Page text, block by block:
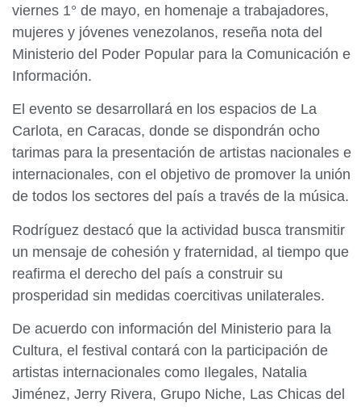
viernes 1° de mayo, en homenaje a trabajadores,
mujeres y jóvenes venezolanos, reseña nota del
Ministerio del Poder Popular para la Comunicación e
Información.
El evento se desarrollará en los espacios de La
Carlota, en Caracas, donde se dispondrán ocho
tarimas para la presentación de artistas nacionales e
internacionales, con el objetivo de promover la unión
de todos los sectores del país a través de la música.
Rodríguez destacó que la actividad busca transmitir
un mensaje de cohesión y fraternidad, al tiempo que
reafirma el derecho del país a construir su
prosperidad sin medidas coercitivas unilaterales.
De acuerdo con información del Ministerio para la
Cultura, el festival contará con la participación de
artistas internacionales como Ilegales, Natalia
Jiménez, Jerry Rivera, Grupo Niche, Las Chicas del